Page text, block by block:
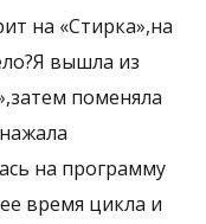
на «Стирка»,на
вышла из
поменяла
на программу
время цикла и